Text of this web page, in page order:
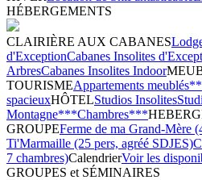
HÉBERGEMENTS
CLAIRIÈRE AUX CABANES
d'ExceptionCabanes Insolites
ArbresCabanes Insolites Indoor
TOURISMEAppartements
spacieuxHÔTELStudios Insolites
Montagne***Chambres***
GROUPEFerme de ma Grand-Mère
Ti'Marmaille (25 pers, agréé SDJES)
7 chambres)CalendrierVoir les
GROUPES et SÉMINAIRES